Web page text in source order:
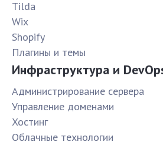
Tilda
Wix
Shopify
Плагины и темы
Инфраструктура и
Администрирование сервера
Управление доменами
Хостинг
Облачные технологии